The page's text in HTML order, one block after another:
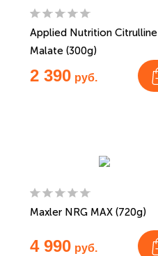
Applied Nutrition Citrulline
Malate (300g)
2 390 руб.
Maxler NRG MAX (720g)
4 990 руб.